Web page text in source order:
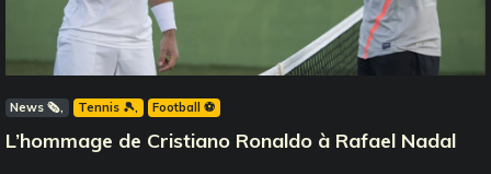
News 🗞️ Tennis 🎾 Football ⚽️
L’hommage de Cristiano Ronaldo à Rafael Nadal